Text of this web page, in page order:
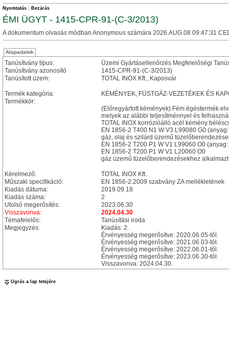
Nyomtatás Bezárás
ÉMI ÜGYT - 1415-CPR-91-(C-3/2013)
A dokumentum olvasás módban Anonymous számára 2026.AUG.08 09:47:31
Alapadatok
Tanúsítvány típus:
Üzemi Gyártásellenőrzés Megfelelőségi
Tanúsítvány azonosító
1415-CPR-91-(C-3/2013)
Tanúsított üzem:
TOTAL INOX Kft., Kaposvár
Termék kategória:
KÉMÉNYEK, FÜSTGÁZ-VEZETÉKEK ÉS
Termékkör:
(Előregyártott kémények) Fém égéstermék
melyek az alábbi teljesítménnyel és
TOTAL INOX korrózióálló acél kémény
EN 1856-2 T400 N1 W V3 L99080 G0
gáz, olaj és szilárd üzemű
EN 1856-2 T200 P1 W V1 L99060 O0
EN 1856-2 T200 P1 W V1 L20060 O0
gáz üzemű tüzelőberendezésekhez
Kérelmező:
TOTAL INOX Kft.
Műszaki specifikáció:
EN 1856-2:2009 szabvány ZA mellékletének
Kiadás dátuma:
2019.09.18
Kiadás száma:
2
Utolsó megerősítés:
2023.06.30
Visszavonva:
2024.04.30
Témafelelős:
Tanúsítási iroda
Megjegyzés:
Kiadás: 2.
Érvényesség megerősítve: 2020.06.05-től.
Érvényesség megerősítve: 2021.06.03-tól.
Érvényesség megerősítve: 2022.06.01-től.
Érvényesség megerősítve: 2023.06.30-tól.
Visszavonva: 2024.04.30.
Ugrás a lap tetejére